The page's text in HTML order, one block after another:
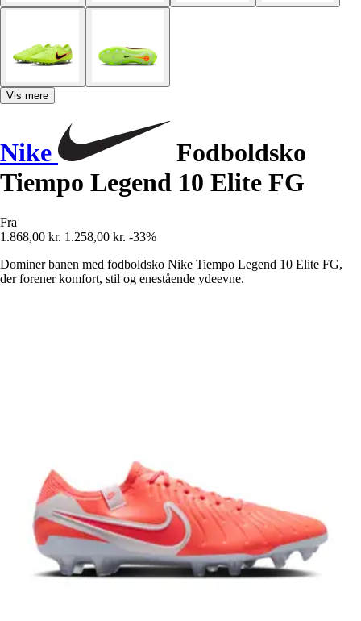
Vis mere
Nike
Fodboldsko
Tiempo Legend 10 Elite FG
Fra
1.868,00 kr. 1.258,00 kr. -33%
Dominer banen med fodboldsko Nike Tiempo Legend 10 Elite FG,
der forener komfort, stil og enestående ydeevne.